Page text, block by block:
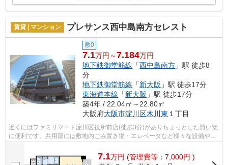
賃貸 | マンション プレサンス西中島南方セレスト
敷0
7.1万円～7.184万円
地下鉄御堂筋線 「西中島南方 」駅 徒歩8
分
地下鉄御堂筋線 「新大阪 」駅 徒歩17分
東海道本線 「新大阪 」駅 徒歩17分
築4年 / 22.04㎡～22.80㎡
大阪府大阪市淀川区木川東 １丁目
近くにはファミリマート淀川区役所前店(徒歩3分)がありちょっとした買い物
に便利です。共用部には敷地内ごみ置き場・エレベータなど様々な設備やサ
ービスが揃っているので便利です。こ...
7.1万円 (管理費等：7,000円 )